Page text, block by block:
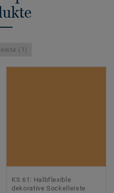
(1)
KS 61: Halbflexible
dekorative Sockelleiste